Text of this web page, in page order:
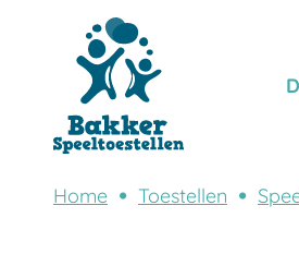
Home Toestellen